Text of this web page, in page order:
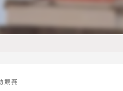
苑「產業應用班-N5日
競賽